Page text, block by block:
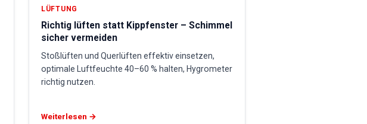
LÜFTUNG
Richtig lüften statt Kippfenster – Schimmel
sicher vermeiden
Stoßlüften und Querlüften effektiv einsetzen,
optimale Luftfeuchte 40–60 % halten, Hygrometer
richtig nutzen.
Weiterlesen →